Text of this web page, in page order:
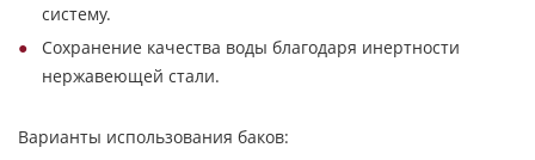
систему.
Сохранение качества воды благодаря инертности
нержавеющей стали.
Варианты использования баков: